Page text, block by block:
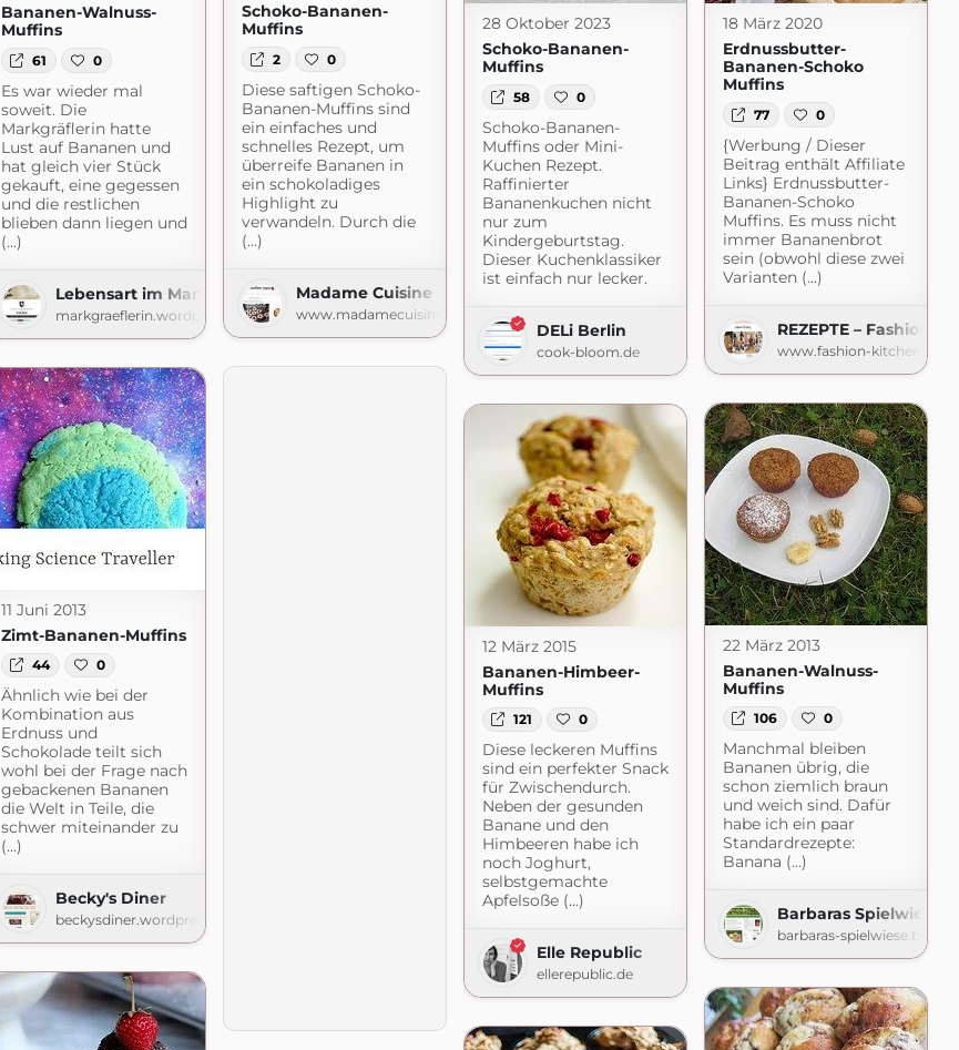
Schoko-Bananen-
Muffins
2 0
Diese saftigen Schoko-
Bananen-Muffins sind
ein einfaches und
schnelles Rezept, um
überreife Bananen in
ein schokoladiges
Highlight zu
verwandeln. Durch die
(...)
Madame Cuisine
www.madamecuisine.de
Bananen-Walnuss-
Muffins
61 0
Es war wieder mal
soweit. Die
Markgräflerin hatte
Lust auf Bananen und
hat gleich vier Stück
gekauft, eine gegessen
und die restlichen
blieben dann liegen und
(...)
Lebensart im Markgräflerland
markgraeflerin.wordpress.com
28 Oktober 2023
Schoko-Bananen-
Muffins
58 0
Schoko-Bananen-
Muffins oder Mini-
Kuchen Rezept.
Raffinierter
Bananenkuchen nicht
nur zum
Kindergeburtstag.
Dieser Kuchenklassiker
ist einfach nur lecker.
DELi Berlin
cook-bloom.de
18 März 2020
Erdnussbutter-
Bananen-Schoko
Muffins
77 0
{Werbung / Dieser
Beitrag enthält Affiliate
Links} Erdnussbutter-
Bananen-Schoko
Muffins. Es muss nicht
immer Bananenbrot
sein (obwohl diese zwei
Varianten (...)
REZEPTE – Fashion
www.fashion-kitchen.com
11 Juni 2013
Zimt-Bananen-Muffins
44 0
Ähnlich wie bei der
Kombination aus
Erdnuss und
Schokolade teilt sich
wohl bei der Frage nach
gebackenen Bananen
die Welt in Teile, die
schwer miteinander zu
(...)
Becky's Diner
beckysdiner.wordpress.com
22 März 2013
Bananen-Walnuss-
Muffins
106 0
Manchmal bleiben
Bananen übrig, die
schon ziemlich braun
und weich sind. Dafür
habe ich ein paar
Standardrezepte:
Banana (...)
Barbaras Spielwiese
barbaras-
12 März 2015
Bananen-Himbeer-
Muffins
121 0
Diese leckeren Muffins
sind ein perfekter Snack
für Zwischendurch.
Neben der gesunden
Banane und den
Himbeeren habe ich
noch Joghurt,
selbstgemachte
Apfelsoße (...)
Elle Republic
ellerepublic.de